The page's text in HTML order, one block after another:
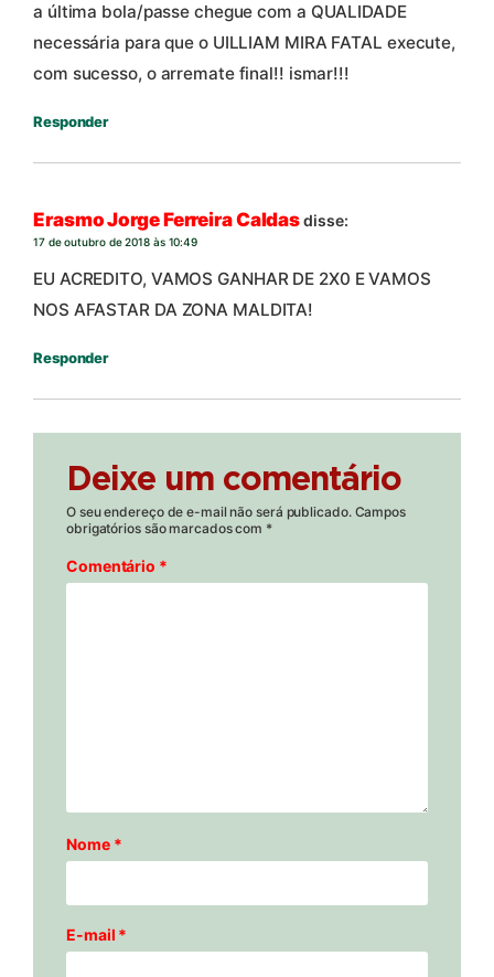
a última bola/passe chegue com a QUALIDADE
necessária para que o UILLIAM MIRA FATAL execute,
com sucesso, o arremate final!! ismar!!!
Responder
Erasmo Jorge Ferreira Caldasdisse:
17 de outubro de 2018 às 10:49
EU ACREDITO, VAMOS GANHAR DE 2X0 E VAMOS
NOS AFASTAR DA ZONA MALDITA!
Responder
Deixe um comentário
O seu endereço de e-mail não será publicado. Campos
obrigatórios são marcados com *
Comentário *
Nome *
E-mail *